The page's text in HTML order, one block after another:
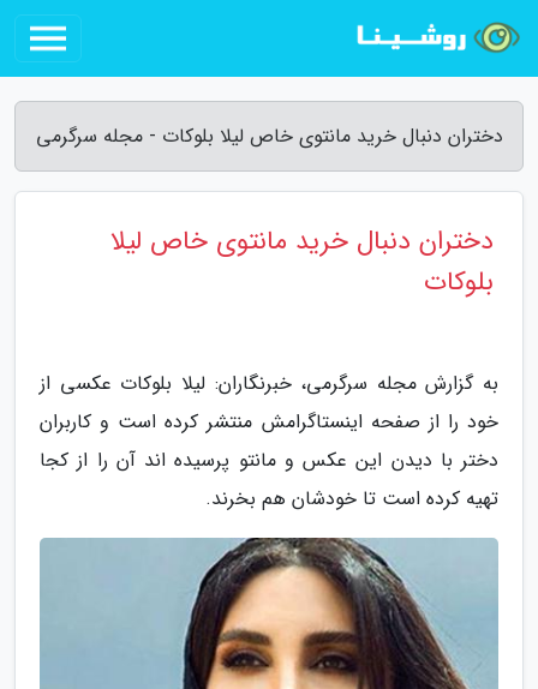
دختران دنبال خرید مانتوی خاص لیلا بلوکات - مجله سرگرمی
دختران دنبال خرید مانتوی خاص لیلا
بلوکات
به گزارش مجله سرگرمی، خبرنگاران: لیلا بلوکات عکسی از
خود را از صفحه اینستاگرامش منتشر کرده است و کاربران
دختر با دیدن این عکس و مانتو پرسیده اند آن را از کجا
تهیه کرده است تا خودشان هم بخرند.